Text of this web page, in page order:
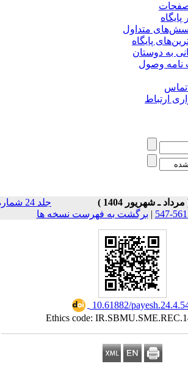
متداول
پایگاه
به دوستان
وصول
ارتباط
جلد 24 شماره
| برگشت به فهرست نسخه ها
10.61882/
Ethics code: